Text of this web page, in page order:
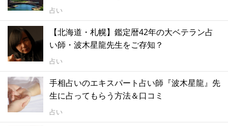
占い
【北海道・札幌】鑑定暦42年の大ベテラン占
い師・波木星龍先生をご存知？
占い
手相占いのエキスパート占い師『波木星龍』先
生に占ってもらう方法＆口コミ
占い